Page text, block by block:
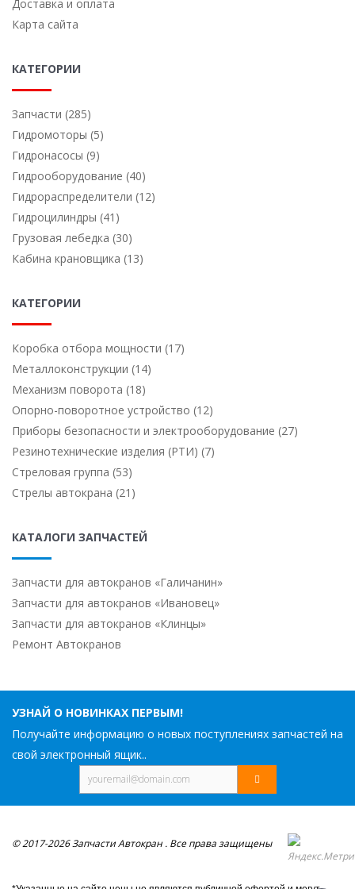
Доставка и оплата
Карта сайта
КАТЕГОРИИ
Запчасти (285)
Гидромоторы (5)
Гидронасосы (9)
Гидрооборудование (40)
Гидрораспределители (12)
Гидроцилиндры (41)
Грузовая лебедка (30)
Кабина крановщика (13)
КАТЕГОРИИ
Коробка отбора мощности (17)
Металлоконструкции (14)
Механизм поворота (18)
Опорно-поворотное устройство (12)
Приборы безопасности и электрооборудование (27)
Резинотехнические изделия (РТИ) (7)
Стреловая группа (53)
Стрелы автокрана (21)
КАТАЛОГИ ЗАПЧАСТЕЙ
Запчасти для автокранов «Галичанин»
Запчасти для автокранов «Ивановец»
Запчасти для автокранов «Клинцы»
Ремонт Автокранов
УЗНАЙ О НОВИНКАХ ПЕРВЫМ!
Получайте информацию о новых поступлениях запчастей на
свой электронный ящик..
© 2017-2026 Запчасти Автокран . Все права защищены